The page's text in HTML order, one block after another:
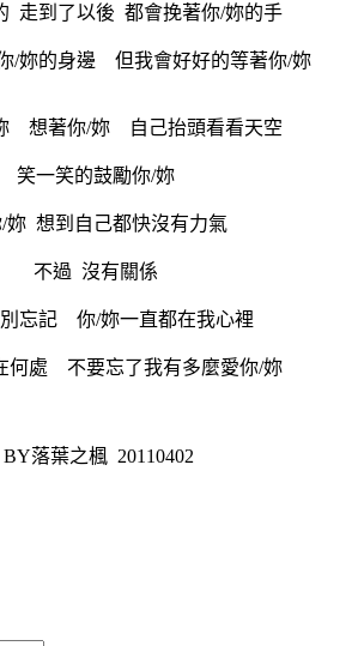
走到了以後 都會挽著你/妳的手
/妳的身邊 但我會好好的等著你/妳
想著你/妳 自己抬頭看看天空
笑一笑的鼓勵你/妳
/妳 想到自己都快沒有力氣
不過 沒有關係
忘記 你/妳一直都在我心裡
何處 不要忘了我有多麼愛你/妳
BY落葉之楓 20110402